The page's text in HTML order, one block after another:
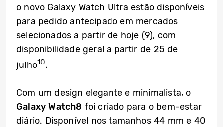
o novo Galaxy Watch Ultra estão disponíveis
para pedido antecipado em mercados
selecionados a partir de hoje (9), com
disponibilidade geral a partir de 25 de
julho10.
Com um design elegante e minimalista, o
Galaxy Watch8 foi criado para o bem-estar
diário. Disponível nos tamanhos 44 mm e 40